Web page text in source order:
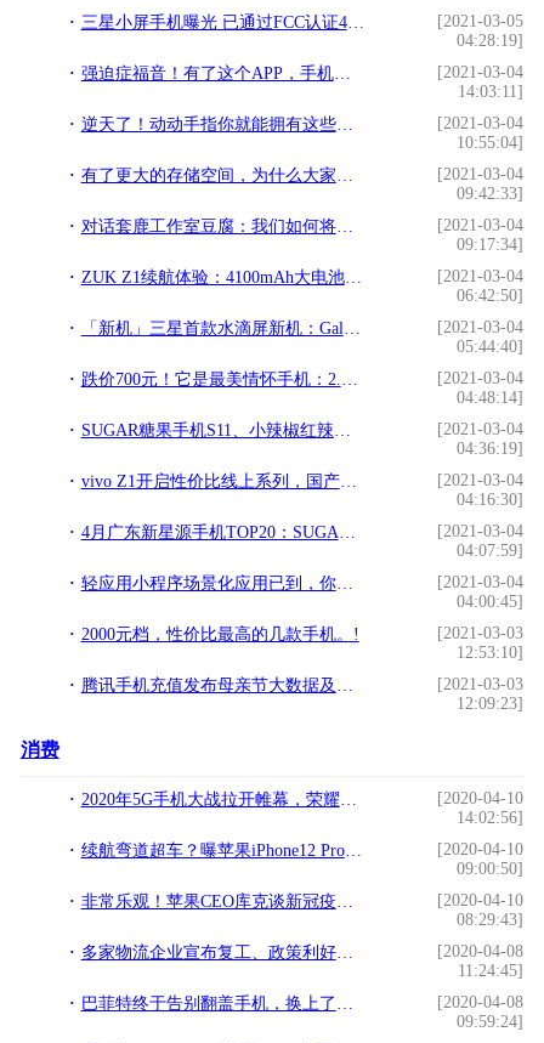
三星小屏手机曝光 已通过FCC认证4.5英寸屏幕!
[2021-03-05
04:28:19]
强迫症福音！有了这个APP，手机桌面不再乱糟糟!
[2021-03-04
14:03:11]
逆天了！动动手指你就能拥有这些千万级超跑!
[2021-03-04
10:55:04]
有了更大的存储空间，为什么大家依旧喜爱清除手机缓存!
[2021-03-04
09:42:33]
对话套鹿工作室豆腐：我们如何将游戏做有趣!
[2021-03-04
09:17:34]
ZUK Z1续航体验：4100mAh大电池长待机!
[2021-03-04
06:42:50]
「新机」三星首款水滴屏新机：Galaxy M20，超大电池容量!
[2021-03-04
05:44:40]
跌价700元！它是最美情怀手机：2.5D双面玻璃+3G运存!
[2021-03-04
04:48:14]
SUGAR糖果手机S11、小辣椒红辣椒6P、酷比F2对比!
[2021-03-04
04:36:19]
vivo Z1开启性价比线上系列，国产手机市场会否因此改变？!
[2021-03-04
04:16:30]
4月广东新星源手机TOP20：SUGAR糖果手机夺下第六名!
[2021-03-04
04:07:59]
轻应用小程序场景化应用已到，你准备好了吗？!
[2021-03-04
04:00:45]
2000元档，性价比最高的几款手机。!
[2021-03-03
12:53:10]
腾讯手机充值发布母亲节大数据及微电影 致敬母爱!
[2021-03-03
12:09:23]
消费
2020年5G手机大战拉开帷幕，荣耀、小米、iQOO谁最有料？
[2020-04-10
14:02:56]
续航弯道超车？曝苹果iPhone12 Pro有望搭载40W“GaN充电器”
[2020-04-10
09:00:50]
非常乐观！苹果CEO库克谈新冠疫情、工厂复工和产能
[2020-04-10
08:29:43]
多家物流企业宣布复工、政策利好推动复工、菜鸟供应链2万岗位
[2020-04-08
11:24:45]
巴菲特终于告别翻盖手机，换上了台 iPhone 11
[2020-04-08
09:59:24]